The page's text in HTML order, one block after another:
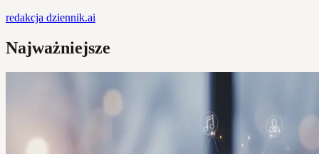
redakcja dziennik.ai
Najważniejsze